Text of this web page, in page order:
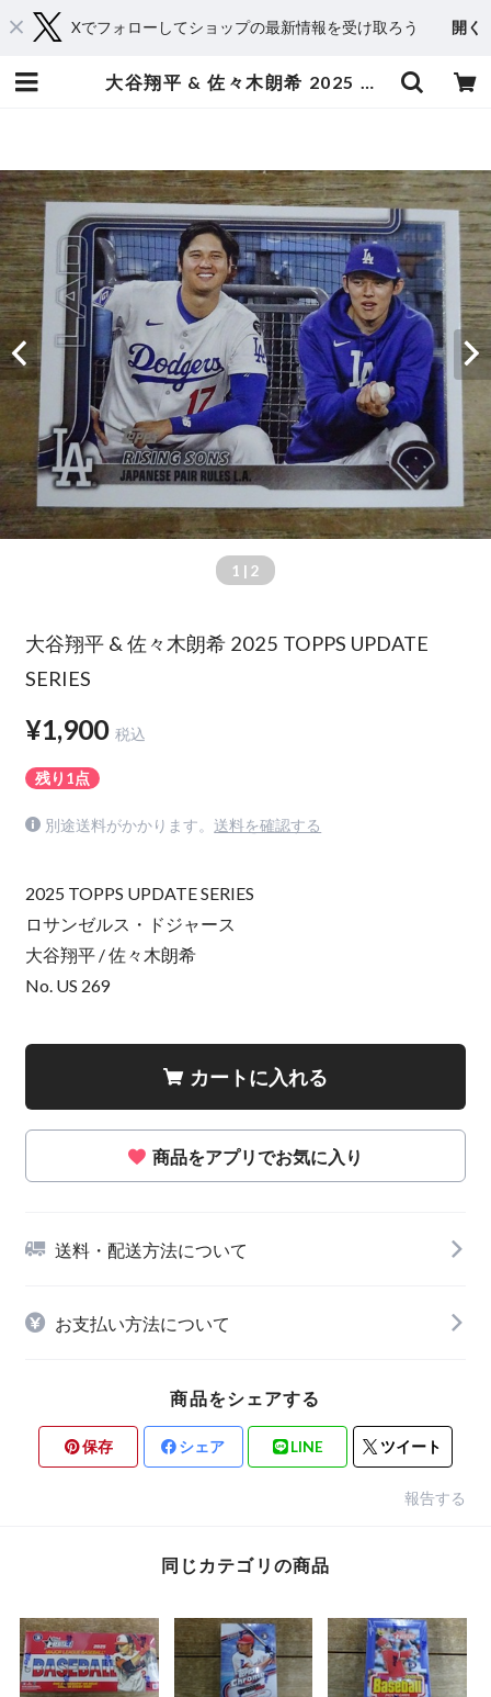
Xでフォローしてショップの最新情報を受け取ろう 開く
大谷翔平 & 佐々木朗希 2025 TOPPS UPDATE SERIES | スポーツカードミントC&K本厚木店－オンラインショップ
1 | 2
大谷翔平 & 佐々木朗希 2025 TOPPS UPDATE
SERIES
¥1,900 税込
残り1点
別途送料がかかります。 送料を確認する
2025 TOPPS UPDATE SERIES
ロサンゼルス・ドジャース
大谷翔平 / 佐々木朗希
No. US 269
カートに入れる
商品をアプリでお気に入り
送料・配送方法について
お支払い方法について
商品をシェアする
保存 シェア LINE ツイート
報告する
同じカテゴリの商品